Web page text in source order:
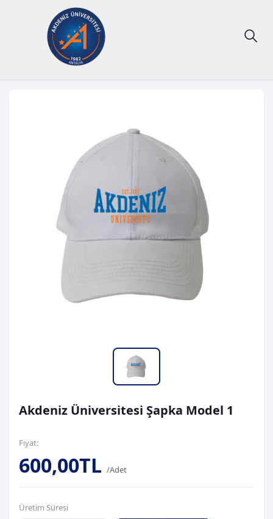
Akdeniz Üniversitesi Şapka Model 1
Fiyat:
600,00TL /Adet
Üretim Süresi